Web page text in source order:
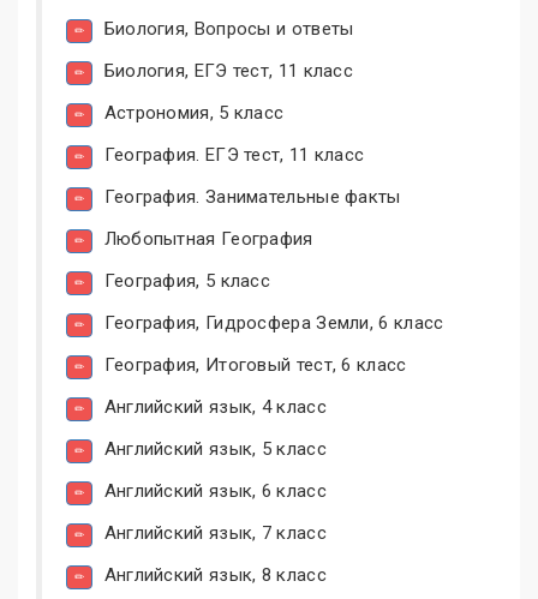
Биология, Вопросы и ответы
Биология, ЕГЭ тест, 11 класс
Астрономия, 5 класс
География. ЕГЭ тест, 11 класс
География. Занимательные факты
Любопытная География
География, 5 класс
География, Гидросфера Земли, 6 класс
География, Итоговый тест, 6 класс
Английский язык, 4 класс
Английский язык, 5 класс
Английский язык, 6 класс
Английский язык, 7 класс
Английский язык, 8 класс